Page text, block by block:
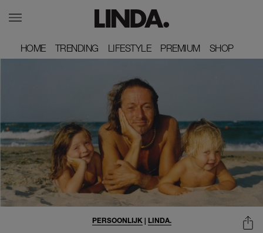
HOME
HOME TRENDING
TRENDING LIFESTYLE
LIFESTYLE PREMIUM
PREMIUM SHOP
SHOP
PERSOONLIJK | LINDA.